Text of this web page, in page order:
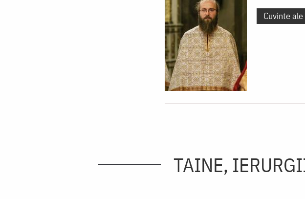
Cuvinte
TAINE,